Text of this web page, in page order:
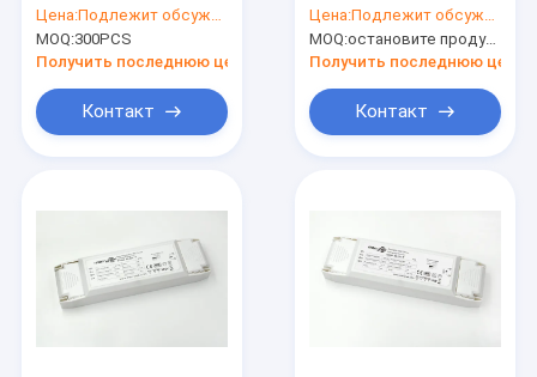
Цена:Подлежит обсуждению
MOQ:300PCS
Получить последнюю цену
Контакт
постоянн
настоящие/
затемнитель
Цена:Подлежит обсуждению
MOQ:остановите продукцию, не доступную.
Получить последнюю цену
Контакт